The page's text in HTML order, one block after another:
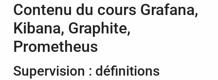
Contenu du cours Grafana,
Kibana, Graphite,
Prometheus
Supervision : définitions